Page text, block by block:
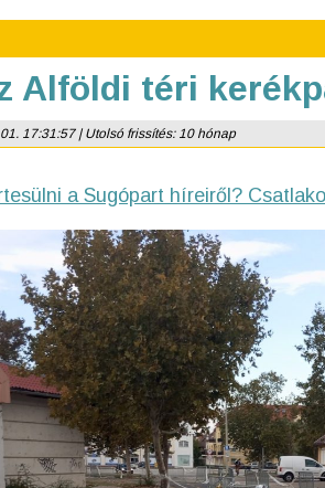
Alföldi téri
17:31:57 | Utolsó frissítés: 10 hónap
a Sugópart híreiről?